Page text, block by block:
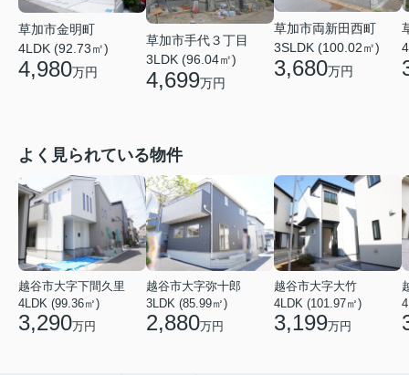
草加市金明町
4LDK (92.73㎡)
4,980万円
草加市手代３丁目
3LDK (96.04㎡)
4,699万円
草加市両新田西町
3SLDK (100.02㎡)
3,680万円
よく見られている物件
越谷市大字下間久里
4LDK (99.36㎡)
3,290万円
越谷市大字弥十郎
3LDK (85.99㎡)
2,880万円
越谷市大字大竹
4LDK (101.97㎡)
3,199万円